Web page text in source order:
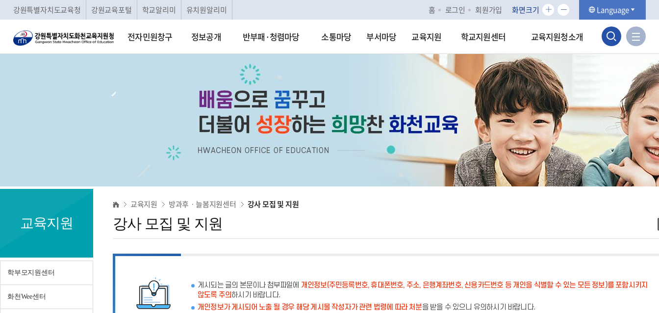
강원특별자치도교육청 강원교육포털 학교알리미 유치원알리미 홈 로그인 회원가입 화면크기
화
면
크
기
확
대
화
면
크
축
Language
전자민원창구 정보공개 반부패·청렴마당 소통마당 부서마당 교육지원 학교지원센터 교육지원청소개
검
색
역
열
기
사
이
맵
바
로
가
기
교육지원
학부모지원센터
화천Wee센터
강
사
모
집
교육지원 방과후ㆍ늘봄지원센터 강사 모집 및 지원
강사 모집 및 지원
게시되는 글의 본문이나 첨부파일에 개인정보(주민등록번호, 휴대폰번호, 주소, 은행계좌번호, 신용카드번호 등 개인을 식별할 수 있는 모든 정보)를 포함시키지
않도록 주의하시기 바랍니다.
개인정보가 게시되어 노출 될 경우 해당 게시물 작성자가 관련 법령에 따라 처분을 받을 수 있으니 유의하시기 바랍니다.